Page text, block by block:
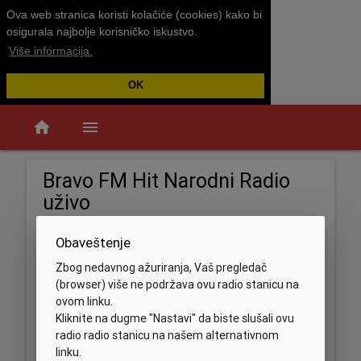
Ova web stranica koristi kolačiće (cookies) kako bi
osigurala najbolje korisničko iskustvo.
Više informacija.
OK
home menu
Bravo FM Hit Narodni Radio
uživo
Obaveštenje
Zbog nedavnog ažuriranja, Vaš pregledač
(browser) više ne podržava ovu radio stanicu na
ovom linku.
Kliknite na dugme "Nastavi" da biste slušali ovu
radio radio stanicu na našem alternativnom
linku.